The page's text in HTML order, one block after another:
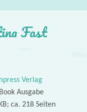
Fast
Verlag
Ausgabe
ca. 218 Seiten